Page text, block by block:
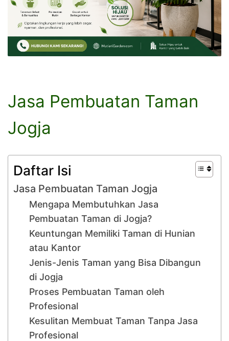
Jasa Pembuatan Taman
Jogja
Daftar Isi
Jasa Pembuatan Taman Jogja
Mengapa Membutuhkan Jasa
Pembuatan Taman di Jogja?
Keuntungan Memiliki Taman di Hunian
atau Kantor
Jenis-Jenis Taman yang Bisa Dibangun
di Jogja
Proses Pembuatan Taman oleh
Profesional
Kesulitan Membuat Taman Tanpa Jasa
Profesional